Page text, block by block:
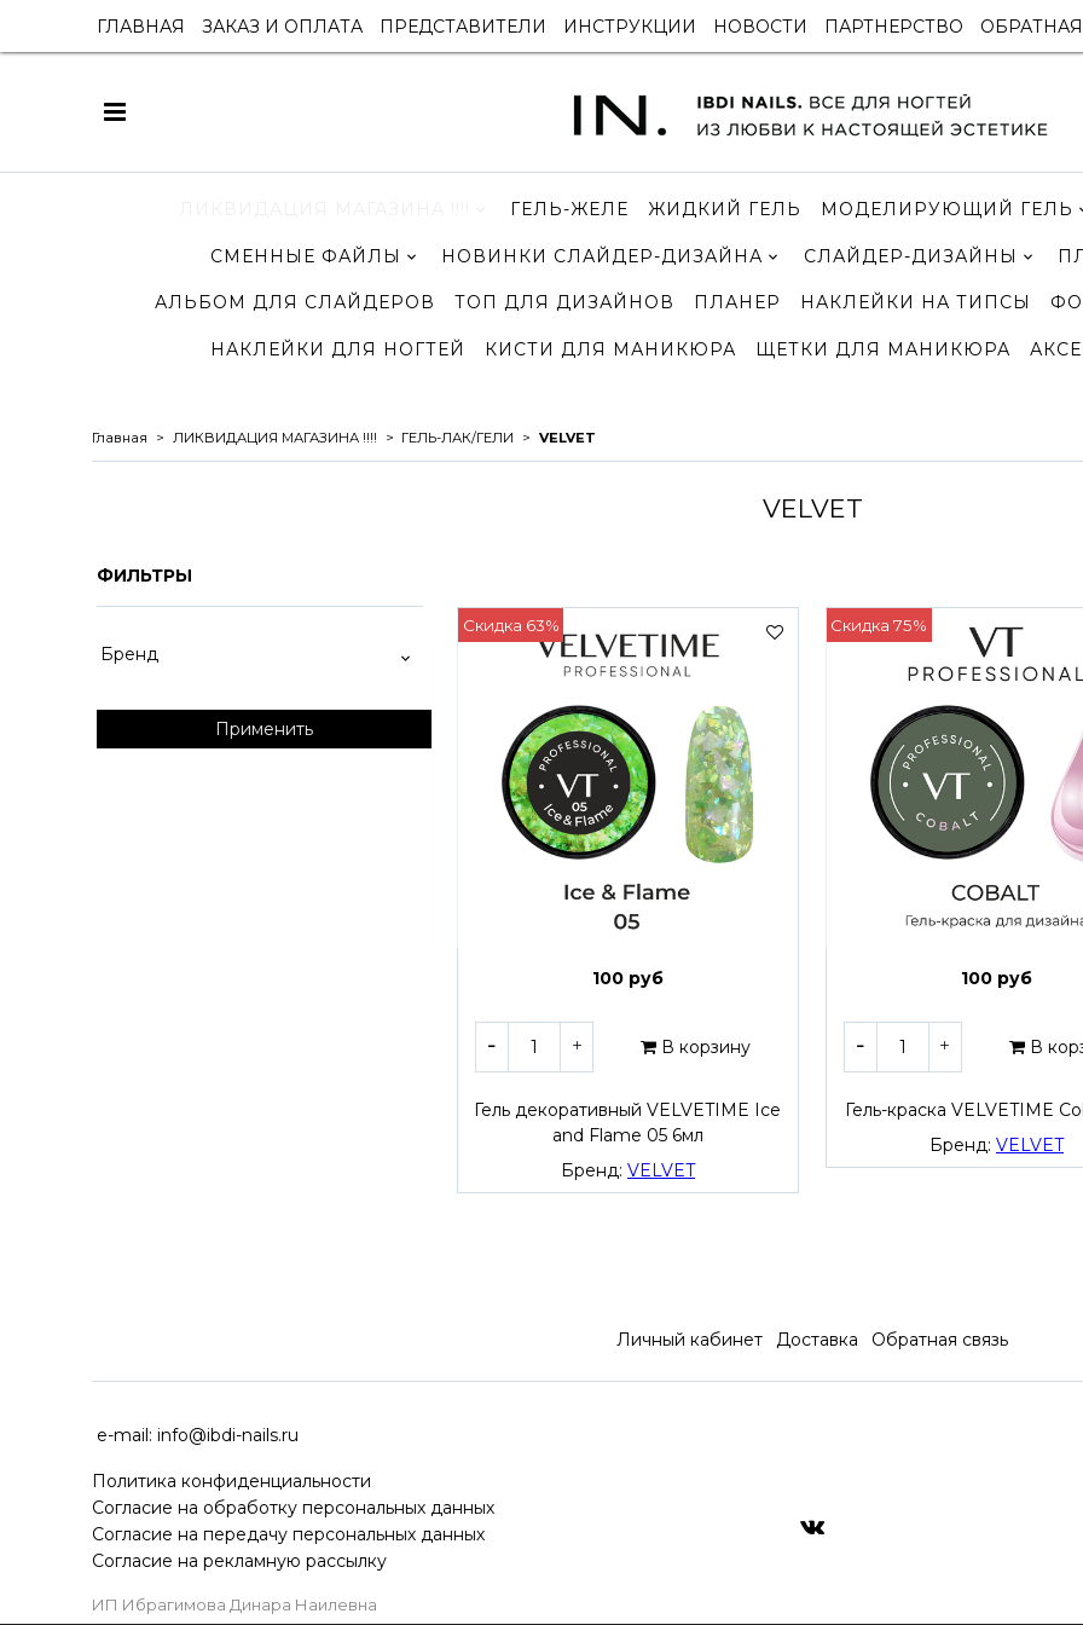
ГЛАВНАЯ ЗАКАЗ И ОПЛАТА ПРЕДСТАВИТЕЛИ ИНСТРУКЦИИ НОВОСТИ ПАРТНЕРСТВО
ГЕЛЬ-ЖЕЛЕ ЖИДКИЙ ГЕЛЬ МОДЕЛИРУЮЩИЙ ГЕЛЬ
СМЕННЫЕ ФАЙЛЫ НОВИНКИ СЛАЙДЕР-ДИЗАЙНА СЛАЙДЕР-ДИЗАЙНЫ
АЛЬБОМ ДЛЯ СЛАЙДЕРОВ ТОП ДЛЯ ДИЗАЙНОВ ПЛАНЕР НАКЛЕЙКИ НА ТИПСЫ
НАКЛЕЙКИ ДЛЯ НОГТЕЙ КИСТИ ДЛЯ МАНИКЮРА ЩЕТКИ ДЛЯ МАНИКЮРА
Главная ЛИКВИДАЦИЯ МАГАЗИНА !!!! ГЕЛЬ-ЛАК/ГЕЛИ VELVET
VELVET
Скидка 63%
100 руб
В корзину
Гель декоративный VELVETIME Ice
and Flame 05 6мл
Бренд: VELVET
Скидка 75%
100 руб
В
Гель-краска VELVETIME
Бренд: VELVET
ФИЛЬТРЫ
Бренд
Применить
Личный кабинет Доставка Обратная связь
e-mail: info@ibdi-nails.ru
Политика конфиденциальности
Согласие на обработку персональных данных
Согласие на передачу персональных данных
Согласие на рекламную рассылку
ИП Ибрагимова Динара Наилевна